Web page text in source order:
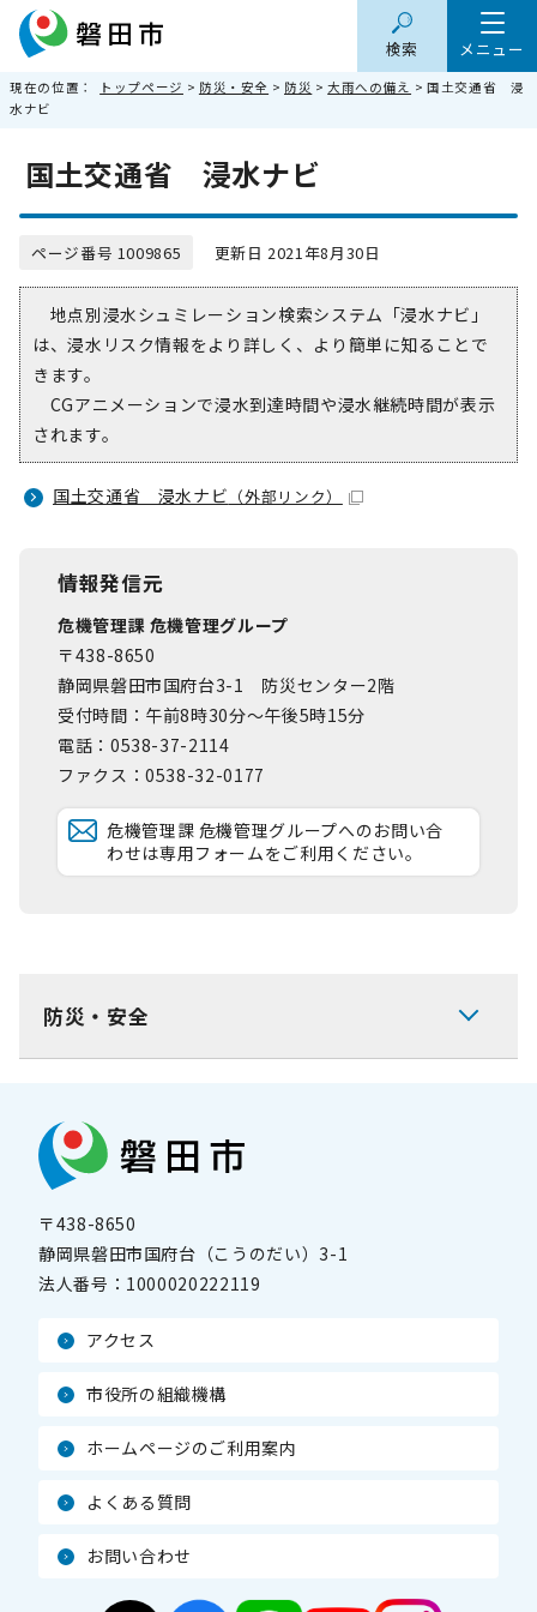
メニュー
検索
現在の位置： トップページ > 防災・安全 > 防災 >大雨への備え > 国土交通省 浸
水ナビ
国土交通省 浸水ナビ
ページ番号 1009865 更新日 2021年8月30日
地点別浸水シュミレーション検索システム「浸水ナビ」
は、浸水リスク情報をより詳しく、より簡単に知ることで
きます。
CGアニメーションで浸水到達時間や浸水継続時間が表示
されます。
国土交通省 浸水ナビ （外部リンク）
情報発信元
危機管理課 危機管理グループ
〒438-8650
静岡県磐田市国府台3-1 防災センター2階
受付時間：午前8時30分～午後5時15分
電話：0538-37-2114
ファクス：0538-32-0177
危機管理課 危機管理グループへのお問い合
わせは専用フォームをご利用ください。
防災・安全
〒438-8650
静岡県磐田市国府台（こうのだい）3-1
法人番号： 1000020222119
アクセス
市役所の組織機構
ホームページのご利用案内
よくある質問
お問い合わせ